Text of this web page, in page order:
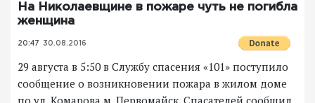
На Николаевщине в пожаре чуть не погибла
женщина
20:47 30.08.2016
29 августа в 5:50 в Службу спасения «101» поступило
сообщение о возникновении пожара в жилом доме